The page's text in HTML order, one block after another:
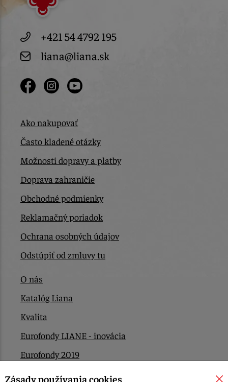
+421 54 4792 195
liana@liana.sk
Ako nakupovať
Často kladené otázky
Možnosti dopravy a platby
Doprava zahraničie
Obchodné podmienky
Reklamačný poriadok
Ochrana osobných údajov
Odstúpiť od zmluvy tu
O nás
Katalóg Liana
Kvalita
Eurofondy LIANE - inovácia
Eurofondy 2019
Eurofondy 2022/2023
Zásady používania cookies